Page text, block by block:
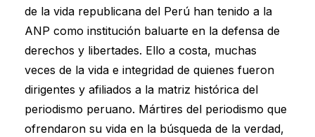
de la vida republicana del Perú han tenido a la
ANP como institución baluarte en la defensa de
derechos y libertades. Ello a costa, muchas
veces de la vida e integridad de quienes fueron
dirigentes y afiliados a la matriz histórica del
periodismo peruano. Mártires del periodismo que
ofrendaron su vida en la búsqueda de la verdad,